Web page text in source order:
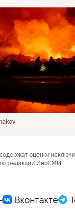
оценки
редакции ИноСМИ